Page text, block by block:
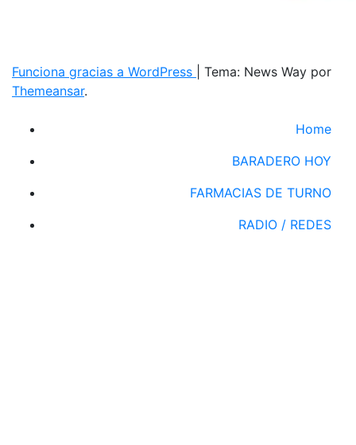
Funciona gracias a WordPress
Tema: News Way por
Themeansar.
Home
BARADERO HOY
FARMACIAS DE TURNO
RADIO / REDES